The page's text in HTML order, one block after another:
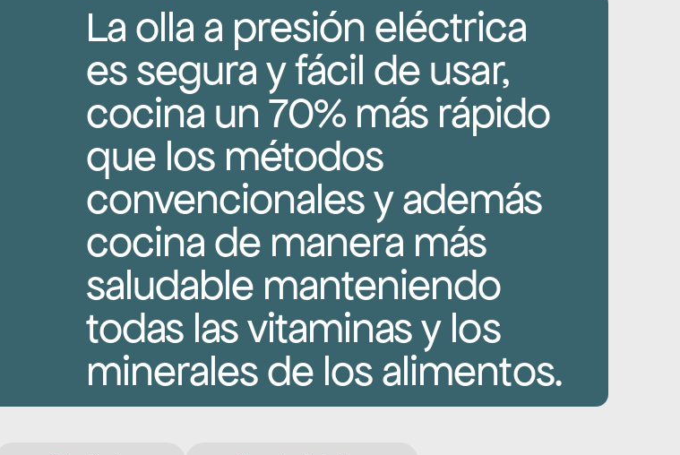
La olla a presión eléctrica
es segura y fácil de usar,
cocina un 70% más rápido
que los métodos
convencionales y además
cocina de manera más
saludable manteniendo
todas las vitaminas y los
minerales de los alimentos.